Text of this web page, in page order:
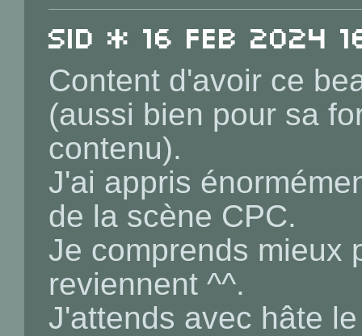
sid * 16 Feb 2024
Content d'avoir ce
(aussi bien pour sa
contenu).
J'ai appris
de la scène CPC.
Je comprends mieux
reviennent ^^.
J'attends avec hâte